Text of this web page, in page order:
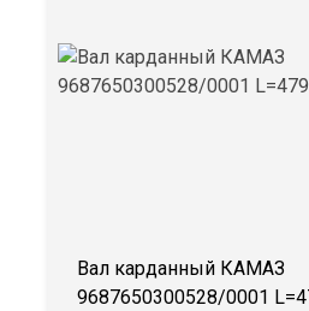
Вал карданный КАМАЗ
9687650300528/0001